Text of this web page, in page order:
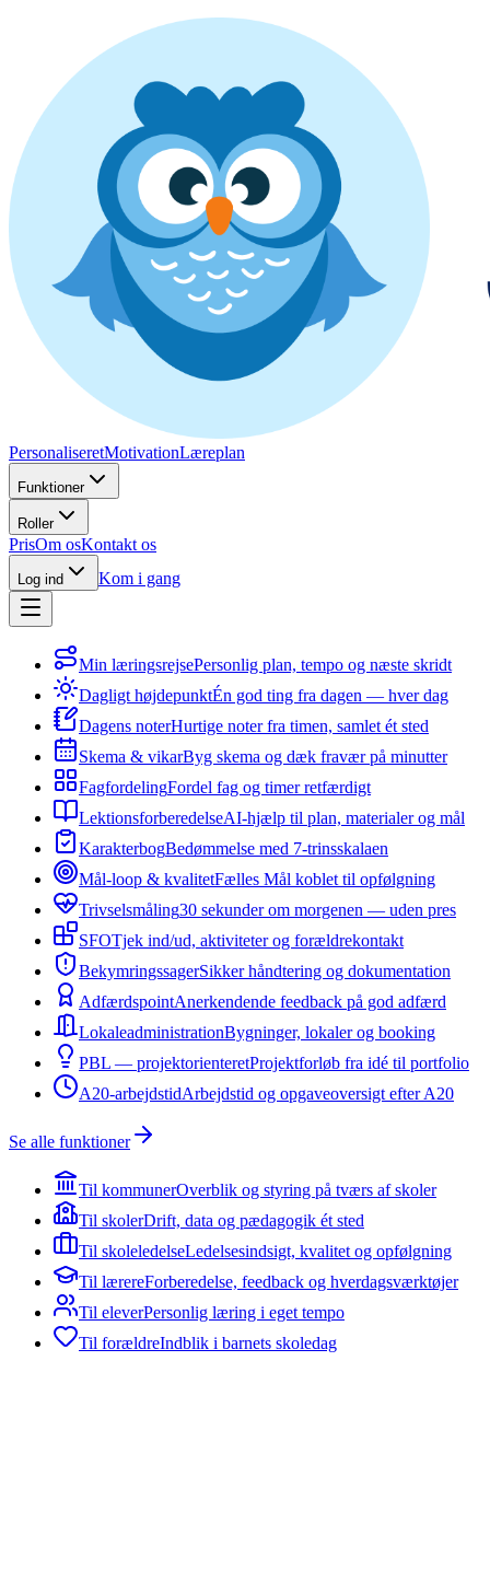
PersonaliseretMotivationLæreplan
Funktioner
Roller
PrisOm osKontakt os
Log ind Kom i gang
Min læringsrejsePersonlig plan, tempo og næste skridt
Dagligt højdepunktÉn god ting fra dagen — hver dag
Dagens noterHurtige noter fra timen, samlet ét sted
Skema & vikarByg skema og dæk fravær på minutter
FagfordelingFordel fag og timer retfærdigt
LektionsforberedelseAI-hjælp til plan, materialer og mål
KarakterbogBedømmelse med 7-trinsskalaen
Mål-loop & kvalitetFælles Mål koblet til opfølgning
Trivselsmåling30 sekunder om morgenen — uden pres
SFOTjek ind/ud, aktiviteter og forældrekontakt
BekymringssagerSikker håndtering og dokumentation
AdfærdspointAnerkendende feedback på god adfærd
LokaleadministrationBygninger, lokaler og booking
PBL — projektorienteretProjektforløb fra idé til portfolio
A20-arbejdstidArbejdstid og opgaveoversigt efter A20
Se alle funktioner
Til kommunerOverblik og styring på tværs af skoler
Til skolerDrift, data og pædagogik ét sted
Til skoleledelseLedelsesindsigt, kvalitet og opfølgning
Til lærereForberedelse, feedback og hverdagsværktøjer
Til eleverPersonlig læring i eget tempo
Til forældreIndblik i barnets skoledag